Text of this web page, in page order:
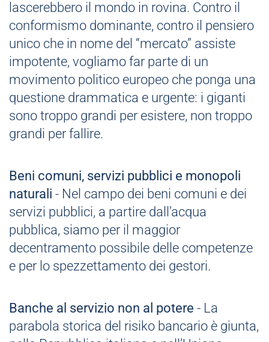
lascerebbero il mondo in rovina. Contro il
conformismo dominante, contro il pensiero
unico che in nome del “mercato” assiste
impotente, vogliamo far parte di un
movimento politico europeo che ponga una
questione drammatica e urgente: i giganti
sono troppo grandi per esistere, non troppo
grandi per fallire.
Beni comuni, servizi pubblici e monopoli
naturali - Nel campo dei beni comuni e dei
servizi pubblici, a partire dall’acqua
pubblica, siamo per il maggior
decentramento possibile delle competenze
e per lo spezzettamento dei gestori.
Banche al servizio non al potere - La
parabola storica del risiko bancario è giunta,